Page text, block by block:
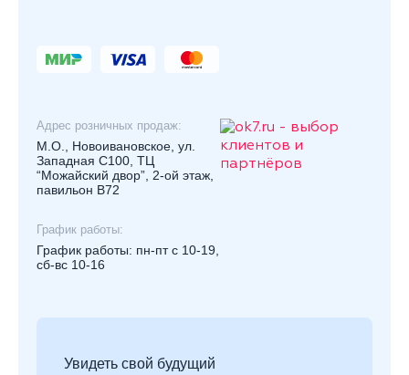
Адрес розничных продаж:
М.О., Новоивановское, ул.
Западная С100, ТЦ
“Можайский двор”, 2-ой этаж,
павильон В72
График работы:
График работы: пн-пт с 10-19,
сб-вс 10-16
Увидеть свой будущий